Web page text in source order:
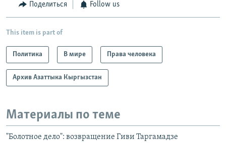
Поделиться Follow us
This item is part of
Политика В мире Права человека
Архив Азаттыка Кыргызстан
Материалы по теме
"Болотное дело": возвращение Гиви Таргамадзе